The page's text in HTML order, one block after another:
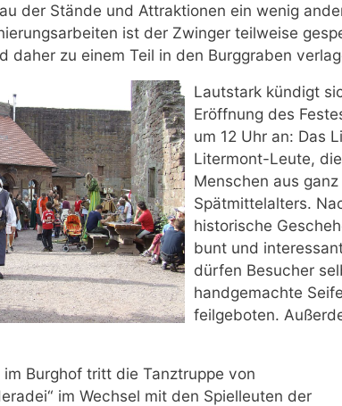
der Stände und Attraktionen ein wenig
ist der Zwinger teilweise
daher zu einem Teil in den Burggraben
Lautstark kündigt
Eröffnung des
um 12 Uhr an: Das
Litermont-Leute,
Menschen aus
Spätmittelalters.
historische
bunt und
dürfen Besucher
handgemachte
feilgeboten.
Burghof tritt die Tanztruppe von
im Wechsel mit den Spielleuten der